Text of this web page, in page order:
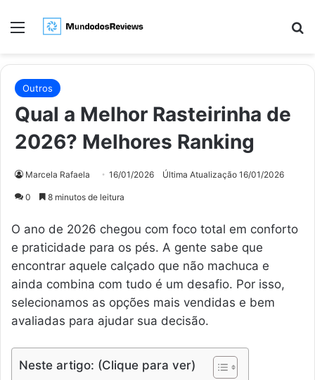
Menu
Outros
Qual a Melhor Rasteirinha de
2026? Melhores Ranking
Marcela Rafaela 16/01/2026 Última Atualização 16/01/2026
0 8 minutos de leitura
O ano de 2026 chegou com foco total em conforto
e praticidade para os pés. A gente sabe que
encontrar aquele calçado que não machuca e
ainda combina com tudo é um desafio. Por isso,
selecionamos as opções mais vendidas e bem
avaliadas para ajudar sua decisão.
Neste artigo: (Clique para ver)